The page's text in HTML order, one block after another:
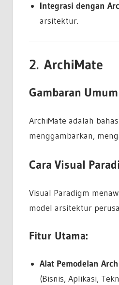
Integrasi dengan
arsitektur.
2. ArchiMate
Gambaran
ArchiMate adalah
menggambarkan,
Cara Visual
Visual Paradigm
model arsitektur
Fitur Utama:
Alat Pemodelan
(Bisnis, Aplikasi,